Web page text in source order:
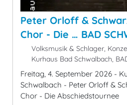
Peter Orloff &
Chor - Die … BAD
Volksmusik & Schlager,
Kurhaus Bad Schwalbach,
Freitag, 4. September 2026 -
Schwalbach - Peter Orloff &
Chor - Die Abschiedstournee